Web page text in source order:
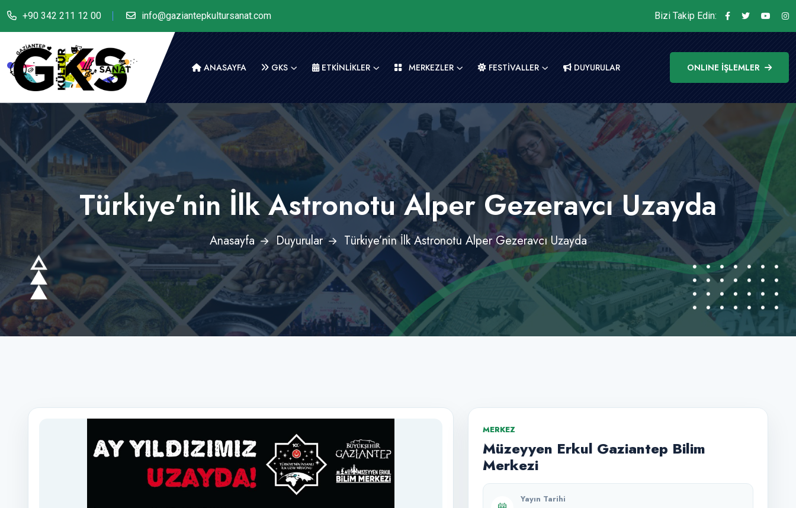
+90 342 211 12 00 info@gaziantepkultursanat.com Bizi Takip Edin:
ANASAYFA GKS ETKİNLİKLER MERKEZLER FESTİVALLER DUYURULAR ONLINE İŞLEMLER
Türkiye’nin İlk Astronotu Alper Gezeravcı Uzayda
Anasayfa Duyurular Türkiye’nin İlk Astronotu Alper Gezeravcı Uzayda
MERKEZ
Müzeyyen Erkul Gaziantep Bilim
Merkezi
Yayın Tarihi